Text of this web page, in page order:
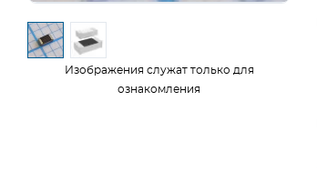
Изображения служат только для
ознакомления